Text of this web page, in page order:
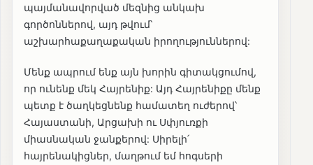
պայմանավորված մեզնից անկախ
գործոններով, այդ թվում՝
աշխարհաքաղաքական իրողություններով:
Մենք ապրում ենք այն խորին գիտակցումով,
որ ունենք մեկ Հայրենիք: Այդ Հայրենիքը մենք
պետք է ծաղկեցնենք համատեղ ուժերով՝
Հայաստանի, Արցախի ու Սփյուռքի
միասնական ջանքերով: Սիրելի՛
հայրենակիցներ, մաղթում եմ հոգսերի